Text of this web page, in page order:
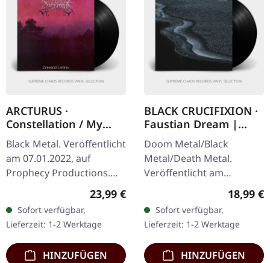
ARCTURUS ·
Constellation / My
Angel | BLACK LP
Black Metal. Veröffentlicht
am 07.01.2022, auf
Prophecy Productions.
beinhaltet Einleger und
gepolsterte Innenhülle
Arcturus'…
Regulärer Preis:
23,99 €
Sofort verfügbar,
Lieferzeit: 1-2 Werktage
HINZUFÜGEN
BLACK CRUCIFIXION ·
Faustian Dream |
BLACK LP
Doom Metal/Black
Metal/Death Metal.
Veröffentlicht am
30.09.2021, auf The Devil's
Elixirs Records. 180g
schwarzes Vinyl im
Gatefold Cover mit
schwarz…
18,99 €
Sofort verfügbar,
Lieferzeit: 1-2 Werktage
HINZUFÜGEN